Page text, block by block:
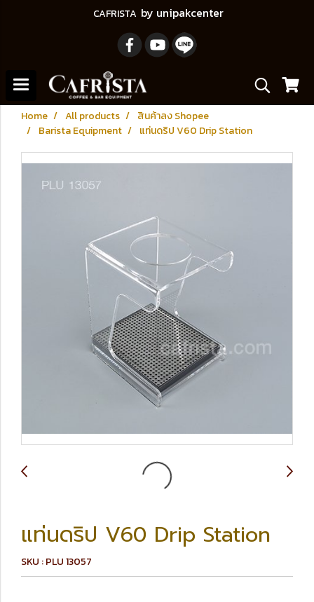
CAFRISTA by unipakcenter
Home All products
สินค้าลง Shopee
Barista Equipment
แท่นดริป V60 Drip Station
แท่นดริป V60 Drip Station
SKU : PLU 13057